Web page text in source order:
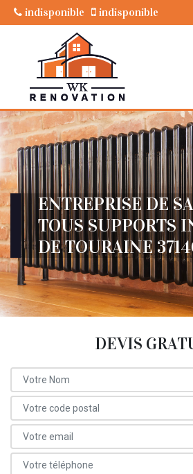
indisponible indisponible
ENTREPRISE DE
TOUS SUPPORTS
DE TOURAINE
DEVIS